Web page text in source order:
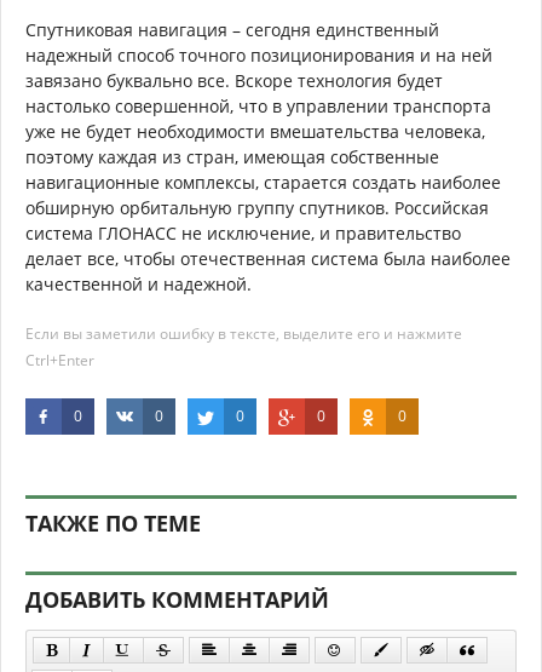
Спутниковая навигация – сегодня единственный
надежный способ точного позиционирования и на ней
завязано буквально все. Вскоре технология будет
настолько совершенной, что в управлении транспорта
уже не будет необходимости вмешательства человека,
поэтому каждая из стран, имеющая собственные
навигационные комплексы, старается создать наиболее
обширную орбитальную группу спутников. Российская
система ГЛОНАСС не исключение, и правительство
делает все, чтобы отечественная система была наиболее
качественной и надежной.
Если вы заметили ошибку в тексте, выделите его и нажмите
Ctrl+Enter
0 0 0 0 0
ТАКЖЕ ПО ТЕМЕ
ДОБАВИТЬ КОММЕНТАРИЙ